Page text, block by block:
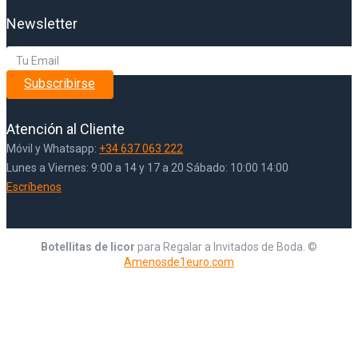
Newsletter
Subscribirse
Atención al Cliente
Móvil y Whatsapp: +34 637 063 222
Lunes a Viernes: 9:00 a 14 y 17 a 20 Sábado: 10:00 14:00
Escríbenos
Botellitas de licor para Regalar a Invitados de Boda. ©
Amenosde1euro.com